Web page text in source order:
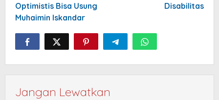
Optimistis Bisa Usung
Muhaimin Iskandar
Disabilitas
Jangan Lewatkan